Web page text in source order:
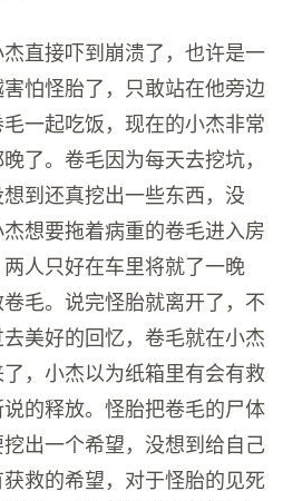
直接吓到崩溃了，也许是一
怕怪胎了，只敢站在他旁边
一起吃饭，现在的小杰非常
了。卷毛因为每天去挖坑，
到还真挖出一些东西，没
想要拖着病重的卷毛进入房
人只好在车里将就了一晚
毛。说完怪胎就离开了，不
美好的回忆，卷毛就在小杰
，小杰以为纸箱里有会有救
的释放。怪胎把卷毛的尸体
出一个希望，没想到给自己
救的希望，对于怪胎的见死